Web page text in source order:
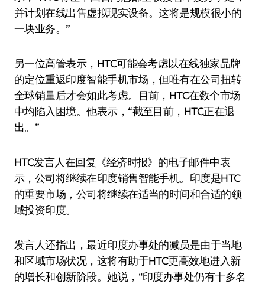
并计划在线出售虚拟现实设备。这将是规模很小的
一块业务。”
另一位高管表示，HTC可能会考虑以在线独家品牌
的定位重返印度智能手机市场，但唯有在公司扭转
全球销量后才会如此考虑。目前，HTC在数个市场
中均陷入困境。他表示，“截至目前，HTC正在退
出。”
HTC发言人在回复《经济时报》的电子邮件中表
示，公司将继续在印度销售智能手机。印度是HTC
的重要市场，公司将继续在适当的时间和合适的领
域投资印度。
发言人还指出，最近印度办事处的减员是由于当地
和区域市场状况，这将有助于HTC更高效地进入新
的增长和创新阶段。她说，“印度办事处仍有十多名